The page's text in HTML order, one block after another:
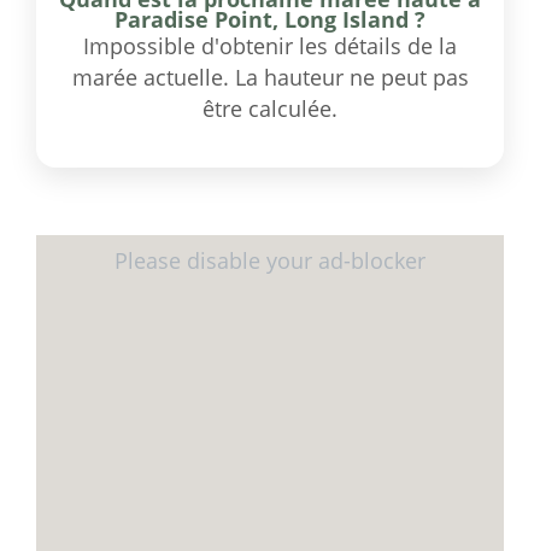
Paradise Point, Long Island ?
Impossible d'obtenir les détails de la
marée actuelle. La hauteur ne peut pas
être calculée.